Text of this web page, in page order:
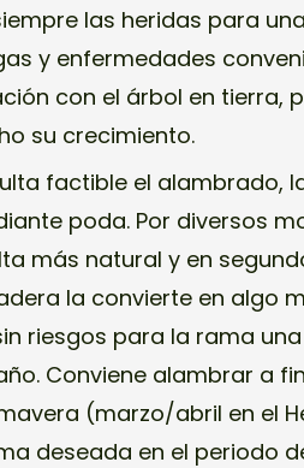
las heridas para
y enfermedades
con el árbol en tierra,
su crecimiento.
factible el alambrado,
poda. Por diversos
más natural y en
la convierte en algo
riesgos para la rama
Conviene alambrar a
(marzo/abril en el
deseada en el periodo